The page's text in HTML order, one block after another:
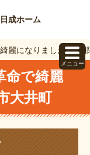
成ホーム
麗になりました。恵
命で綺麗
大井町
メニュー